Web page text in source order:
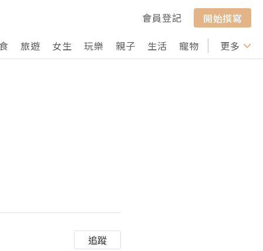
會員登記
開始撰寫
旅遊 女生 玩樂 親子 生活 寵物 行山 打卡
更多
追蹤